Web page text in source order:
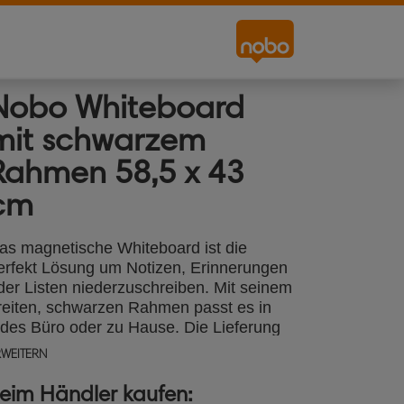
Whiteboard
schwarzem
58,5 x 43
magnetische Whiteboard ist die
Lösung um Notizen, Erinnerungen
Listen niederzuschreiben. Mit seinem
schwarzen Rahmen passt es in
Büro oder zu Hause. Die Lieferung
einen Marker, 2 Magnete und ein
Händler kaufen: